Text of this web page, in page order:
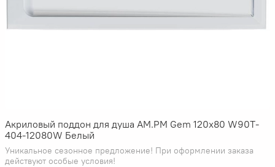
Акриловый поддон для душа AM.PM Gem 120х80 W90T-
404-12080W Белый
Уникальное сезонное предложение! При оформлении заказа
действуют особые условия!